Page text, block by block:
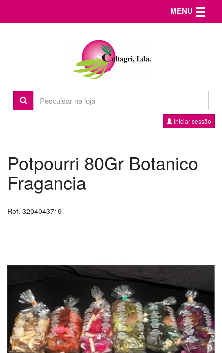
Iniciar sessão
MENU Toggle
Potpourri 80Gr Botanico
Fragancia
Ref. 3204043719